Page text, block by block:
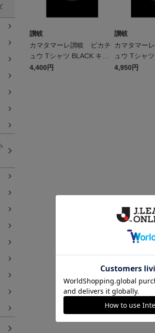
讃岐
カマタマーレ讃岐 ピカチ
ュウ Tシャツ BLACK キッ
ズ
4,400円
讃岐
カマタマー
ュウ Tシャ
4,950円